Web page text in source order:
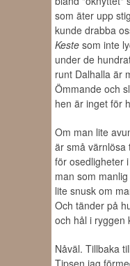
som äter upp
kunde drabba
Keste som inte
under de
runt Dalhalla är
Ömmande och
hen är inget för
Om man lite
är små värnlösa
för osedligheter
man som
lite snusk om
Och tänder på
och hål i ryggen
Nåväl. Tillbaka
Tipsen jag